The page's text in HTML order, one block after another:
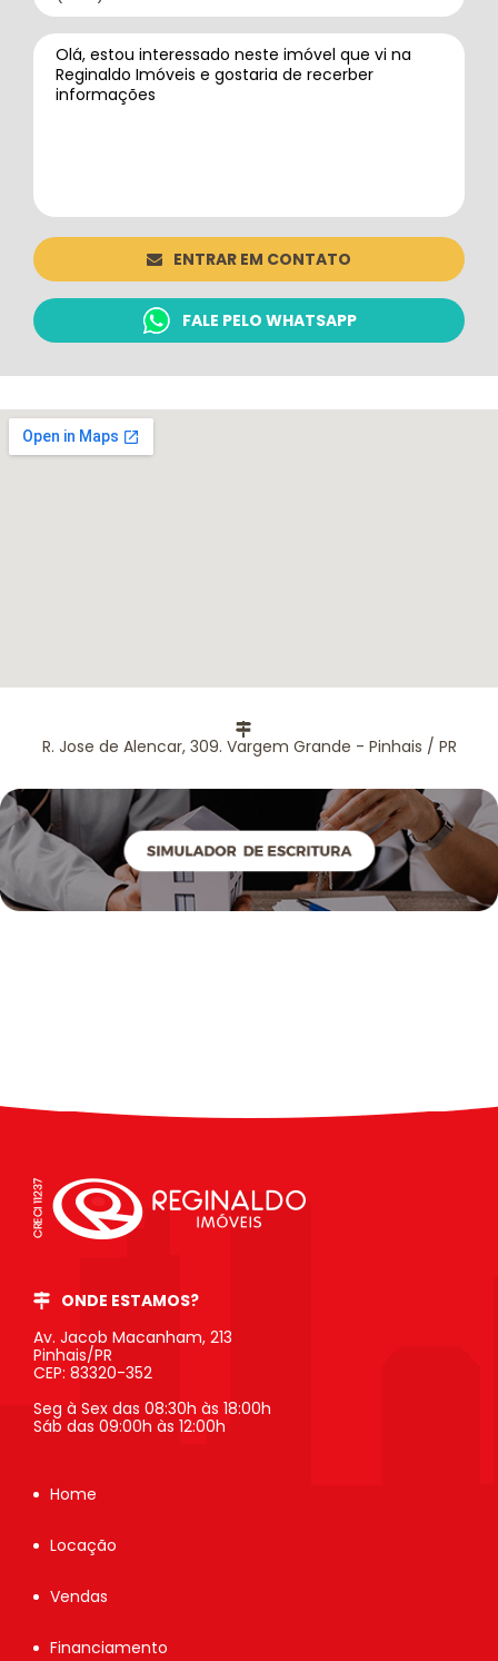
ENTRAR EM CONTATO
FALE PELO WHATSAPP
R. Jose de Alencar, 309. Vargem Grande - Pinhais / PR
ONDE ESTAMOS?
Av. Jacob Macanham, 213
Pinhais/PR
CEP: 83320-352
Seg à Sex das 08:30h às 18:00h
Sáb das 09:00h às 12:00h
Home
Locação
Vendas
Financiamento